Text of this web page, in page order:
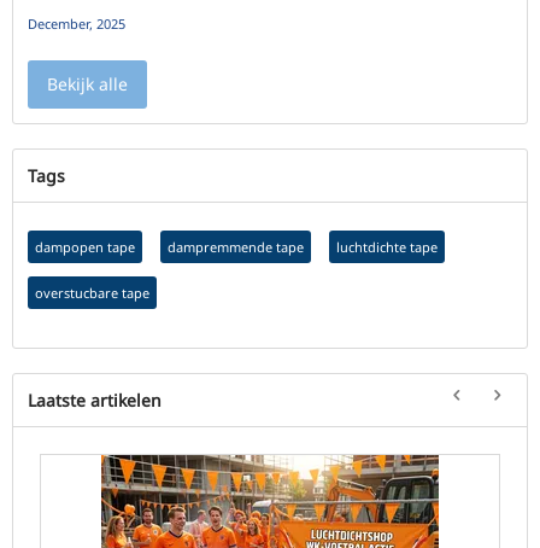
December, 2025
Bekijk alle
Tags
dampopen tape dampremmende tape luchtdichte tape
overstucbare tape
Laatste artikelen